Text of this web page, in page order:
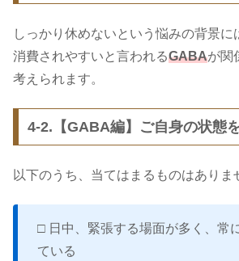
しっかり休めないという悩みの背景
消費されやすいと言われるGABAが関
考えられます。
4-2.【GABA編】ご自身の状態
以下のうち、当てはまるものはありま
□ 日中、緊張する場面が多く、常
ている